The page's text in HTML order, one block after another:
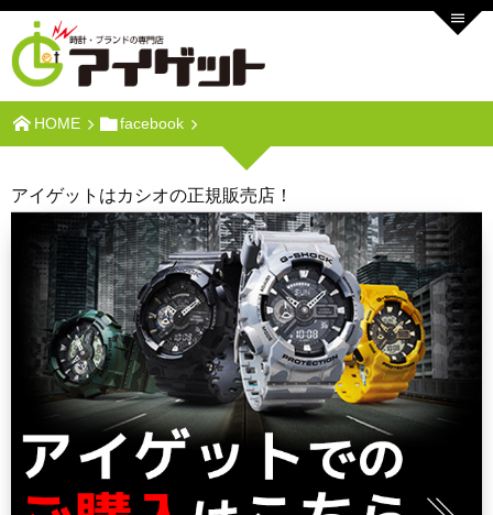
HOME facebook
アイゲットはカシオの正規販売店！